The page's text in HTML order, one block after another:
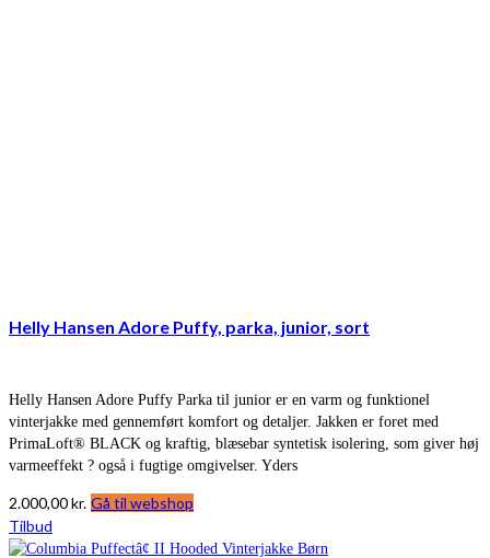
Helly Hansen Adore Puffy, parka, junior, sort
Helly Hansen Adore Puffy Parka til junior er en varm og funktionel
vinterjakke med gennemført komfort og detaljer. Jakken er foret med
PrimaLoft® BLACK og kraftig, blæsebar syntetisk isolering, som giver høj
varmeeffekt ? også i fugtige omgivelser. Yders
2.000,00kr. Gå til webshop
Tilbud